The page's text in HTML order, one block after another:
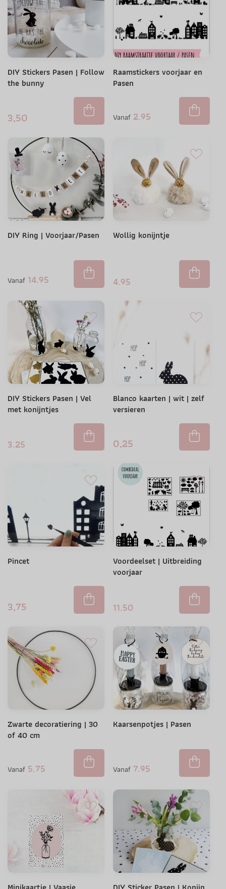
DIY Stickers Pasen | Follow
the bunny
3,50
Raamstickers voorjaar en
Pasen
Vanaf 2.95
DIY Ring | Voorjaar/Pasen
Vanaf 14.95
Wollig konijntje
4.95
DIY Stickers Pasen | Vel
met konijntjes
3.25
Blanco kaarten | wit | zelf
versieren
0,25
Pincet
3,75
Voordeelset | Uitbreiding
voorjaar
11.50
Zwarte decoratiering | 30
of 40 cm
Vanaf 5.75
Kaarsenpotjes | Pasen
Vanaf 7.95